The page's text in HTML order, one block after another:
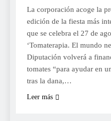
La corporación acoge la
edición de la fiesta más
que se celebra el 27 de
‘Tomaterapia. El mundo
Diputación volverá a
tomates “para ayudar en
tras la dana,…
Leer más